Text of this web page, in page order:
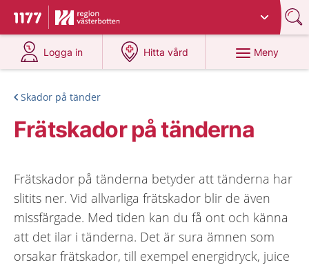
Till startsidan för 1177
Du har valt region
Logga in
på 1177.se
Hitta vård
på 1177.se
Meny
Skador på tänder
Frätskador på tänderna
Frätskador på tänderna betyder att tänderna har
slitits ner. Vid allvarliga frätskador blir de även
missfärgade. Med tiden kan du få ont och känna
att det ilar i tänderna. Det är sura ämnen som
orsakar frätskador, till exempel energidryck, juice